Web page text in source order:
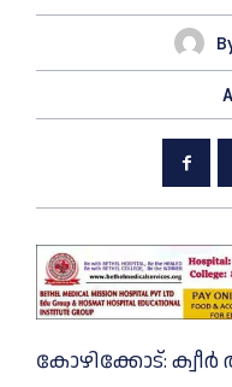
കോഴിക്കോട്‌: ക്വീർ